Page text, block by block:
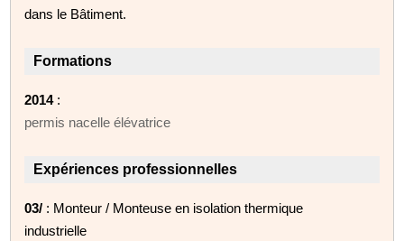
dans le Bâtiment.
Formations
2014:
permis nacelle élévatrice
Expériences professionnelles
03/ : Monteur / Monteuse en isolation thermique
industrielle